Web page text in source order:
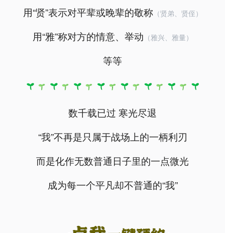
用“贤”表示对平辈或晚辈的敬称（贤弟、贤侄）
用“雅”称对方的情意、举动 （雅兴、雅量）
等等
数千载已过 寒光尽退
“我”不再是只属于战场上的一柄利刃
而是化作无数普通日子里的一点微光
成为每一个平凡却不普通的“我”